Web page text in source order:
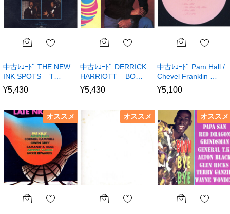
中古ﾚｺｰﾄﾞ THE NEW
INK SPOTS – T…
¥5,430
中古ﾚｺｰﾄﾞ DERRICK
HARRIOTT – BO…
¥5,430
中古ﾚｺｰﾄﾞ Pam Hall /
Chevel Franklin …
¥5,100
オススメ オススメ オススメ